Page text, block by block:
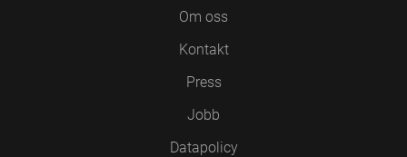
Om oss
Kontakt
Press
Jobb
Datapolicy